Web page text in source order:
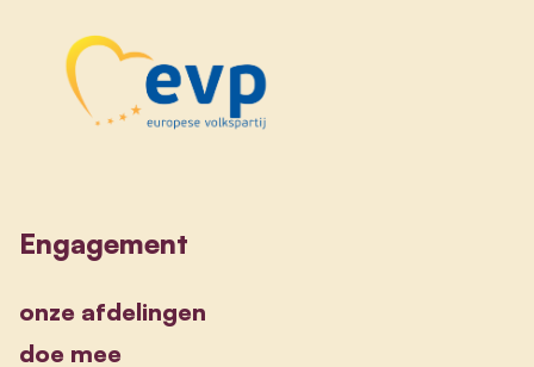
Engagement
onze afdelingen
doe mee